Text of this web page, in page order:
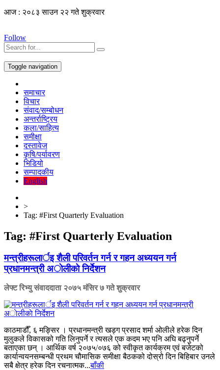
आज : २०८३ साउन २२ गते शुक्रवार
Follow
Toggle navigation
समाचार
विचार
संवाद/सम्बोधन
अन्तर्राष्ट्रिय
कला/साहित्य
समीक्षा
दस्तावेज
कृषि/पर्यावरण
भिडियो
सम्पादकीय
English
>
Tag: #First Quarterly Evaluation
Tag: #First Quarterly Evaluation
मन्त्रीहरूलार्इ शैली परिवर्तन गर्न र गहन अध्ययन गर्न
प्रधानमन्त्री अाेलीकाे निर्देशन
लेफ्ट रिभ्यु संवाददाता २०७५ मंसिर ७ गते शुक्रवार
काठमाडौँ, ६ मङ्सिर । प्रधानमन्त्री खड्ग प्रसाद शर्मा ओलीले हरेक दिन
मुलुकले विकासको गति लिनुपर्ने र त्यसले एक कदम भए पनि अघि बढ्नुपर्ने
बताएका छन् । आर्थिक वर्ष २०७५/०७६ को स्वीकृत कार्यक्रम एवं बजेटको
कार्यान्वयनसम्बन्धी प्रथम चौमासिक समीक्षा बैठकको दोस्रो दिन बिहिबार उनले
सबै क्षेत्र हरेक दिन रचनात्मक...बाँकी